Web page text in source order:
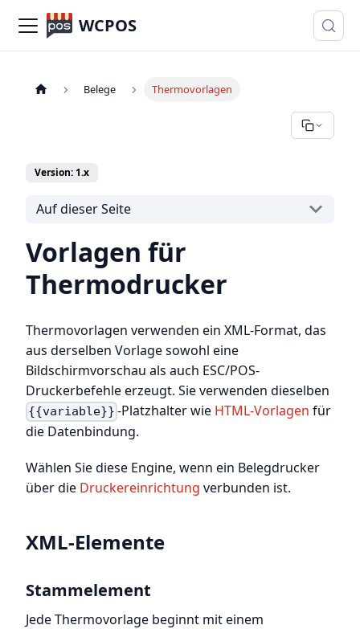
WCPOS
Belege Thermovorlagen
Version: 1.x
Auf dieser Seite
Vorlagen für
Thermodrucker
Thermovorlagen verwenden ein XML-Format, das
aus derselben Vorlage sowohl eine
Bildschirmvorschau als auch ESC/POS-
Druckerbefehle erzeugt. Sie verwenden dieselben
{{variable}} -Platzhalter wie HTML-Vorlagen für
die Datenbindung.
Wählen Sie diese Engine, wenn ein Belegdrucker
über die Druckereinrichtung verbunden ist.
XML-Elemente
Stammelement
Jede Thermovorlage beginnt mit einem